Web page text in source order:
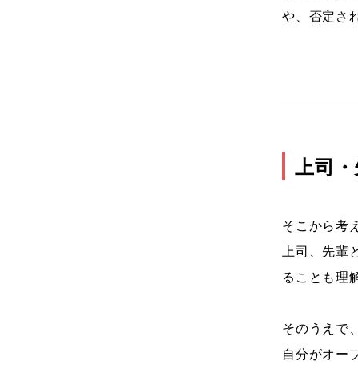
や、否定さ
上司
そこから考
上司、先輩
ることも理
そのうえで
自分がオー